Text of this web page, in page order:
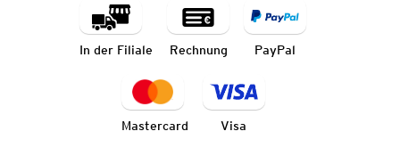
In der Filiale Rechnung PayPal
Mastercard Visa